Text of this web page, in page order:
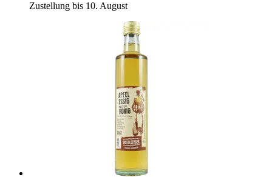
Zustellung bis 10. August